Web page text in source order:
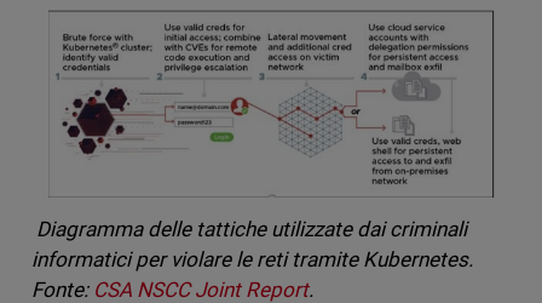
Diagramma delle tattiche utilizzate dai criminali
informatici per violare le reti tramite Kubernetes.
Fonte: CSA NSCC Joint Report.